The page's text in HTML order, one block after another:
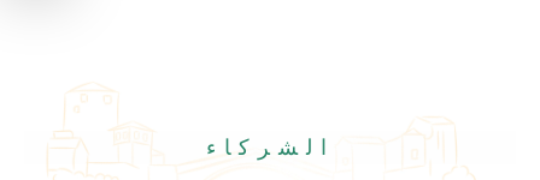
الشركاء